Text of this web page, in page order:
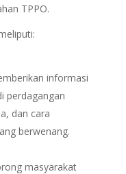
TPPO.
informasi
perdagangan
dan cara
berwenang.
masyarakat